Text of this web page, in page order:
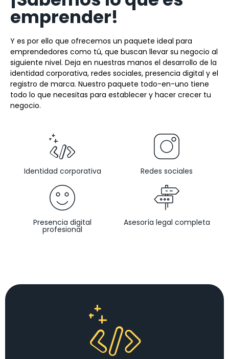
emprender!
Y es por ello que ofrecemos un paquete ideal para
emprendedores como tú, que buscan llevar su negocio al
siguiente nivel. Deja en nuestras manos el desarrollo de la
identidad corporativa, redes sociales, presencia digital y el
registro de marca. Nuestro paquete todo-en-uno tiene
todo lo que necesitas para establecer y hacer crecer tu
negocio.
Identidad corporativa Redes sociales
Presencia digital
profesional
Asesoría legal completa